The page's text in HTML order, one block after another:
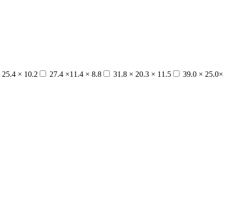
25.4 × 10.2 27.4 ×11.4 × 8.8 31.8 × 20.3 × 11.5
39.0 × 25.0×